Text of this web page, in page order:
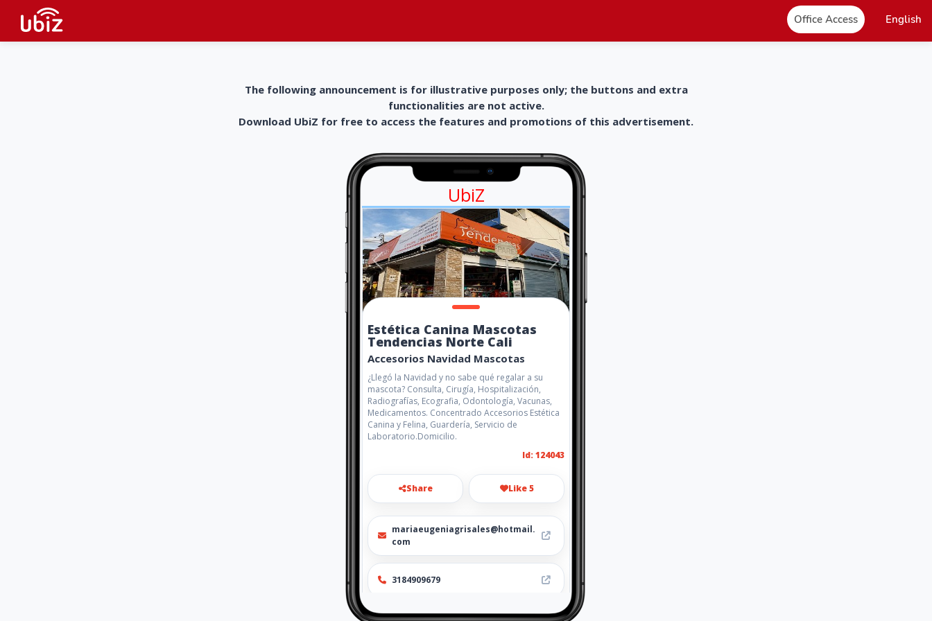
Office Access English
The following announcement is for illustrative purposes only; the buttons and extra
functionalities are not active.
Download UbiZ for free to access the features and promotions of this advertisement.
UbiZ
Estética Canina Mascotas
Tendencias Norte Cali
Accesorios Navidad Mascotas
¿Llegó la Navidad y no sabe qué regalar a su
mascota? Consulta, Cirugía, Hospitalización,
Radiografías, Ecografia, Odontología, Vacunas,
Medicamentos. Concentrado Accesorios Estética
Canina y Felina, Guardería, Servicio de
Laboratorio.Domicilio.
Id: 124043
Share Like 5
mariaeugeniagrisales@hotmail.
com
3184909679
http://www.aiyellow.com/estetic